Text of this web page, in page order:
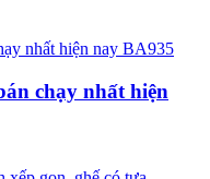
chạy nhất hiện